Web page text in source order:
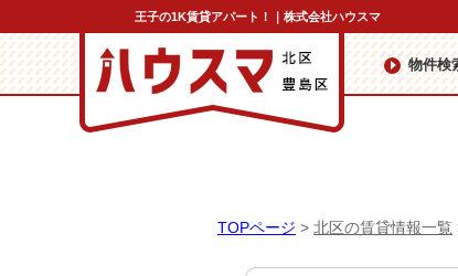
王子の1K賃貸アパート！｜株式会社ハウスマ
物件検
TOPページ > 北区の賃貸情報一覧